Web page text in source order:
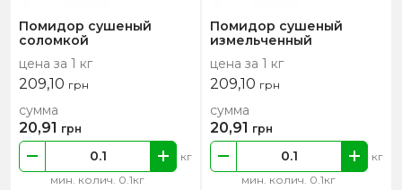
Помидор сушеный
соломкой
цена за 1 кг
209,10 грн
мин. колич. 0.1кг
кг
сумма
20,91 грн
Помидор сушеный
измельченный
цена за 1 кг
209,10 грн
мин. колич. 0.1кг
кг
сумма
20,91 грн